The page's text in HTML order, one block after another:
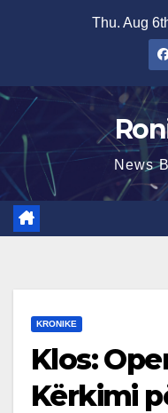
Thu. Aug
News
KRONIKE
Klos:
Kërkimi